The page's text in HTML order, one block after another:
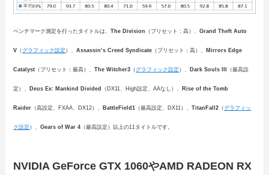
ベンチマーク測定を行ったタイトルは、The Division （プリセット：高）、Grand Theft Auto
V （ グラフィック設定 ）、Assassin’s Creed Syndicate （プリセット：高）、 Mirrors Edge
Catalyst （プリセット：最高）、The Witcher3 （ グラフィック設定 ）、 Dark Souls III （最高設
定）、 Deus Ex: Mankind Divided （DX11、High設定、AAなし）、 Rise of the Tomb
Raider （高設定、FXAA、DX12）、 BattleField1 （最高設定、DX11）、TitanFall2 （ グラフィッ
ク設定 ）、Gears of War 4 （最高設定）以上の11タイトルです。
NVIDIA GeForce GTX 1060やAMD RADEON RX